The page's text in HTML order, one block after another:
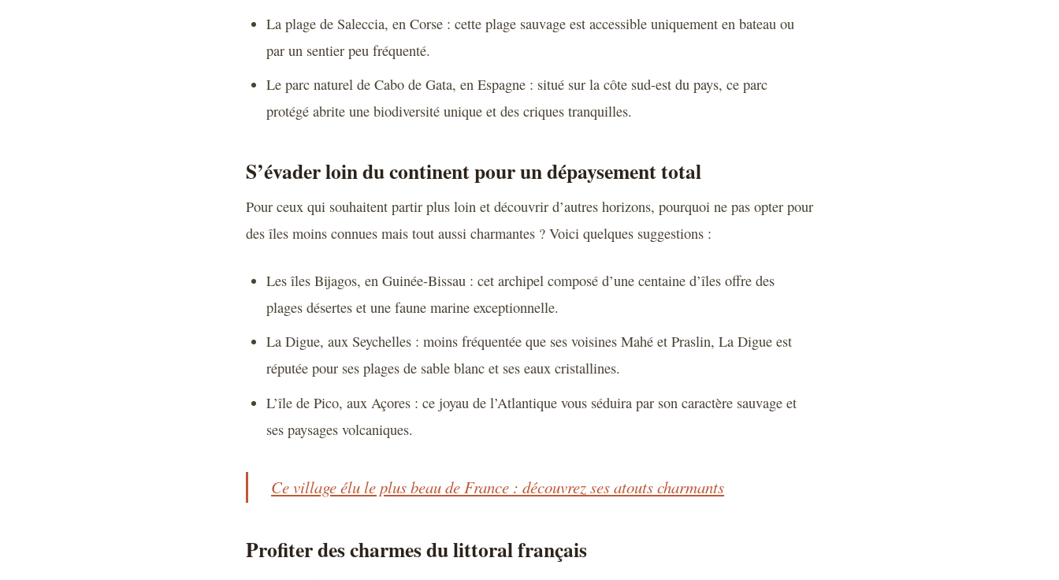
La plage de Saleccia, en Corse : cette plage sauvage est accessible uniquement en bateau ou
par un sentier peu fréquenté.
Le parc naturel de Cabo de Gata, en Espagne : situé sur la côte sud-est du pays, ce parc
protégé abrite une biodiversité unique et des criques tranquilles.
S’évader loin du continent pour un dépaysement total
Pour ceux qui souhaitent partir plus loin et découvrir d’autres horizons, pourquoi ne pas opter pour
des îles moins connues mais tout aussi charmantes ? Voici quelques suggestions :
Les îles Bijagos, en Guinée-Bissau : cet archipel composé d’une centaine d’îles offre des
plages désertes et une faune marine exceptionnelle.
La Digue, aux Seychelles : moins fréquentée que ses voisines Mahé et Praslin, La Digue est
réputée pour ses plages de sable blanc et ses eaux cristallines.
L’île de Pico, aux Açores : ce joyau de l’Atlantique vous séduira par son caractère sauvage et
ses paysages volcaniques.
Ce village élu le plus beau de France : découvrez ses atouts charmants
Profiter des charmes du littoral français